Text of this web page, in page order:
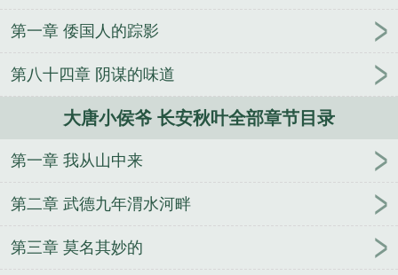
在线阅读 重生大唐小侯爷
第一章 倭国人的踪影
第八十四章 阴谋的味道
大唐小侯爷 长安秋叶全部章节目录
第一章 我从山中来
第二章 武德九年渭水河畔
第三章 莫名其妙的